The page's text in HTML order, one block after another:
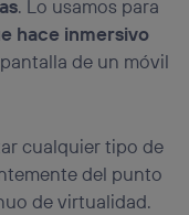
. Lo usamos para
hace inmersivo
de un móvil
cualquier tipo de
del punto
de virtualidad.
el mismo
(p. ej., Wi-Fi),
función de las
será más
en la